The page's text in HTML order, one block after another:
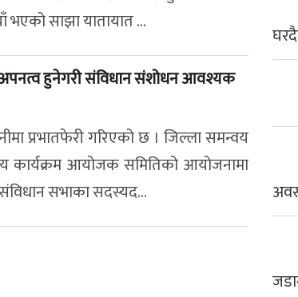
साझा यातायात ...
अपनत्व हुनेगरी संविधान संशोधन आवश्यक
प्रभातफेरी गरिएको छ । जिल्ला समन्वय
कार्यक्रम आयोजक समितिको आयोजनामा
संविधान सभाका सदस्यद...